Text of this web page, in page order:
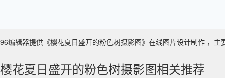
96编辑器提供《樱花夏日盛开的粉色树摄影图》在线图片设计制作 ，
樱花夏日盛开的粉色树摄影图相关推荐